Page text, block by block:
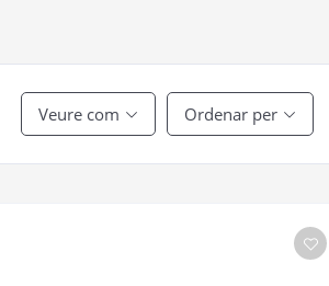
Veure com Ordenar per